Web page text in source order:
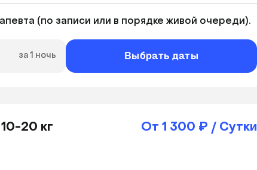
(по записи или в порядке живой очереди).
за 1 ночь Выбрать даты
20 кг От 1 300 ₽ / Сутки